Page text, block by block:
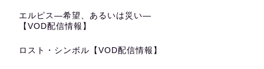
エルピス—希望、あるいは災い—
【VOD配信情報】
ロスト・シンボル【VOD配信情報】